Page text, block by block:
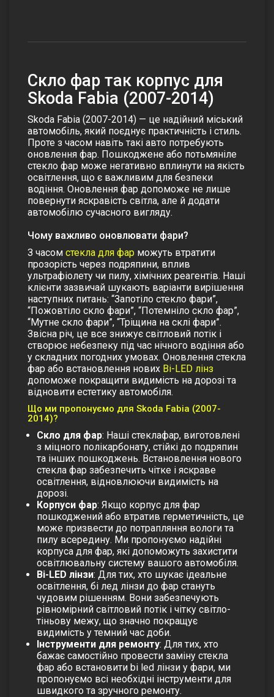
Скло фар так корпус для
Skoda Fabia (2007-2014)
Skoda Fabia (2007-2014) — це надійний міський
автомобіль, який поєднує практичність і стиль.
Проте з часом навіть такі авто потребують
оновлення фар. Пошкоджене або потьмяніле
стекло фар може негативно вплинути на якість
освітлення, що є важливим для безпеки
водіння. Оновлення фар допоможе не лише
повернути яскравість світла, але й додати
автомобілю сучасного вигляду.
Чому важливо оновлювати фари?
З часом стекла для фар можуть втратити
прозорість через подряпини, вплив
ультрафіолету чи пилу, хімічних реагентів. Наші
клієнти зазвичай шукають варіанти вирішення
наступних питань: “Запотіло стекло фари”,
“Пожовтіло скло фари”, “Потемніло скло фар”,
“Мутне скло фари”, “Тріщина на склі фари”.
Звісна річ, це все знижує світловий потік і
створює небезпеку під час нічного водіння або
у складних погодних умовах. Оновлення стекла
фар або встановлення нових Bi-LED лінз
допоможе покращити видимість на дорозі та
відновити естетику автомобіля.
Що ми пропонуємо для Skoda Fabia (2007-
2014)?
Скло для фар: Наші стеклафар, виготовлені
з міцного полікарбонату, стійкі до подряпин
та інших пошкоджень. Встановлення нового
стекла фар забезпечить чітке і яскраве
освітлення, відновлюючи видимість на
дорозі.
Корпуси фар: Якщо корпус для фар
пошкоджений або втратив герметичність, це
може призвести до потрапляння вологи та
пилу всередину. Ми пропонуємо надійні
корпуса для фар, які допоможуть захистити
освітлювальну систему вашого автомобіля.
Bi-LED лінзи: Для тих, хто шукає ідеальне
освітлення, бі лед лінзи до фар стануть
чудовим рішенням. Вони забезпечують
рівномірний світловий потік і чітку світло-
тіньову межу, що значно покращує
видимість у темний час доби.
Інструменти для ремонту: Для тих, хто
бажає самостійно провести заміну стекла
фар або встановити bi led лінзи у фари, ми
пропонуємо всі необхідні інструменти для
швидкого та зручного ремонту.